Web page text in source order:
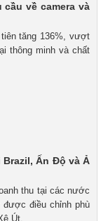
về camera và
tăng 136%, vượt
thông minh và chất
Ấn Độ và Ả
thu tại các nước
được điều chỉnh phù
Út.